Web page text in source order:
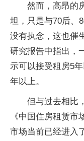
然而，高昂的
坦，只是与70后、
没有执念，这也催
研究报告中指出，
示可以接受租房5
年以上。
但与过去相比
《中国住房租赁
市场当前已经进入